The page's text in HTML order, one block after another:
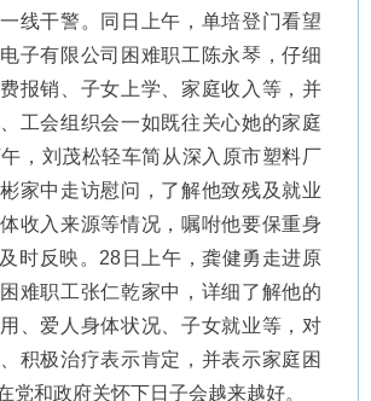
线干警。同日上午，单培登门看望
子有限公司困难职工陈永琴，仔细
报销、子女上学、家庭收入等，并
工会组织会一如既往关心她的家庭
，刘茂松轻车简从深入原市塑料厂
家中走访慰问，了解他致残及就业
收入来源等情况，嘱咐他要保重身
时反映。28日上午，龚健勇走进原
难职工张仁乾家中，详细了解他的
、爱人身体状况、子女就业等，对
积极治疗表示肯定，并表示家庭困
党和政府关怀下日子会越来越好。